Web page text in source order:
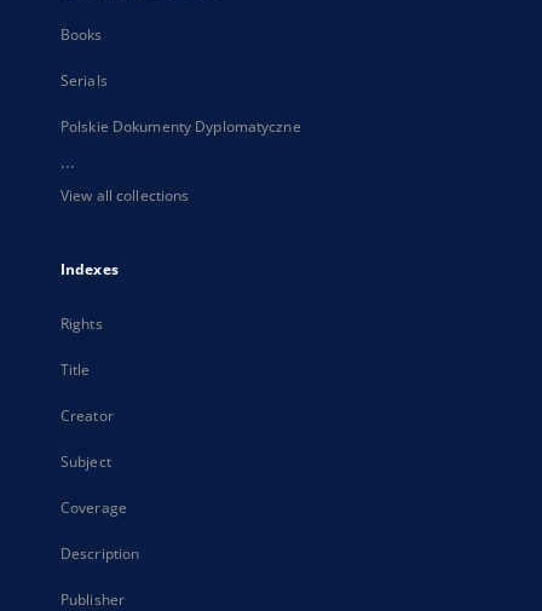
Books
Serials
Polskie Dokumenty Dyplomatyczne
...
View all collections
Indexes
Rights
Title
Creator
Subject
Coverage
Description
Publisher